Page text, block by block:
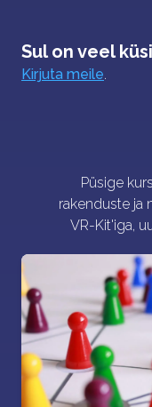
Sul on veel
Kirjuta meile.
Püsige
rakenduste ja
VR-Kit'iga,